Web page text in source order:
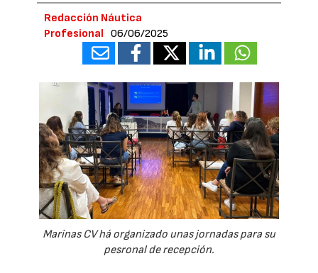
Redacción Náutica
Profesional
06/06/2025
Marinas CV há organizado unas jornadas para su
pesronal de recepción.